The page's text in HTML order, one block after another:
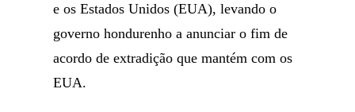
e os Estados Unidos (EUA), levando o
governo hondurenho a anunciar o fim de
acordo de extradição que mantém com os
EUA.